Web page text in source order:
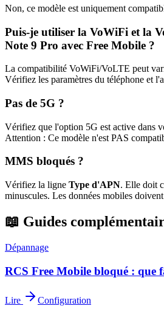
Non, ce modèle est uniquement
Puis-je utiliser la VoWiFi et la
Note 9 Pro avec Free Mobile ?
La compatibilité VoWiFi/VoLTE peut
Vérifiez les paramètres du téléphone et
Pas de 5G ?
Vérifiez que l'option 5G est active dans
Attention : Ce modèle n'est PAS
MMS bloqués ?
Vérifiez la ligne Type d'APN. Elle doit
minuscules. Les données mobiles
📖 Guides
Dépannage
RCS Free Mobile bloqué : que
Lire Configuration